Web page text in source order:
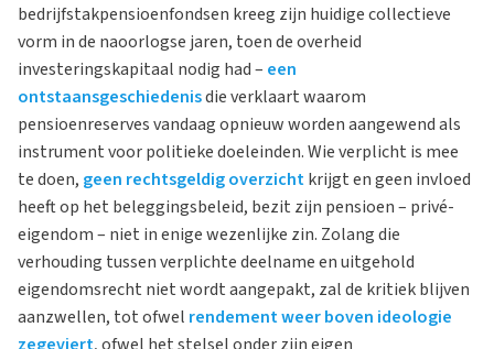
bedrijfstakpensioenfondsen kreeg zijn huidige collectieve
vorm in de naoorlogse jaren, toen de overheid
investeringskapitaal nodig had – een
ontstaansgeschiedenisdie verklaart waarom
pensioenreserves vandaag opnieuw worden aangewend als
instrument voor politieke doeleinden. Wie verplicht is mee
te doen, geen rechtsgeldig overzichtkrijgt en geen invloed
heeft op het beleggingsbeleid, bezit zijn pensioen – privé-
eigendom – niet in enige wezenlijke zin. Zolang die
verhouding tussen verplichte deelname en uitgehold
eigendomsrecht niet wordt aangepakt, zal de kritiek blijven
aanzwellen, tot ofwel rendement weer boven ideologie